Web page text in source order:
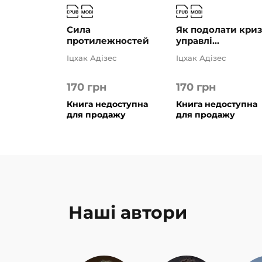
Сила
протилежностей
170 грн
Іцхак Адізес
Книга недоступна
для продажу
Як подолати
управлі...
170 грн
Іцхак Адізес
Книга недоступна
для продажу
Наші автори